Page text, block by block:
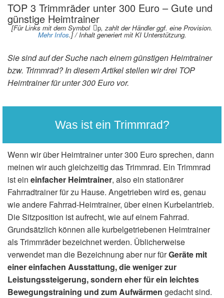
TOP 3 Trimmräder unter 300 Euro – Gute und
günstige Heimtrainer
[Für Links mit dem Symbol p, zahlt der Händler ggf. eine Provision.
Mehr Infos.] / Inhalt generiert mit KI Unterstützung.
Sie sind auf der Suche nach einem günstigen Heimtrainer
bzw. Trimmrad? In diesem Artikel stellen wir drei TOP
Heimtrainer für unter 300 Euro vor.
Was ist ein Trimmrad?
Wenn wir über Heimtrainer unter 300 Euro sprechen, dann
meinen wir auch gleichzeitig das Trimmrad. Ein Trimmrad
ist ein einfacher Heimtrainer, also ein stationärer
Fahrradtrainer für zu Hause. Angetrieben wird es, genau
wie andere Fahrrad-Heimtrainer, über einen Kurbelantrieb.
Die Sitzposition ist aufrecht, wie auf einem Fahrrad.
Grundsätzlich können alle kurbelgetriebenen Heimtrainer
als Trimmräder bezeichnet werden. Üblicherweise
verwendet man die Bezeichnung aber nur fürGeräte mit
einer einfachen Ausstattung, die weniger zur
Leistungssteigerung, sondern eher für ein leichtes
Bewegungstraining und zum Aufwärmen gedacht sind.